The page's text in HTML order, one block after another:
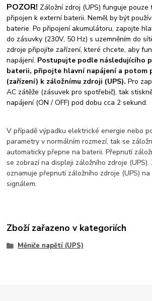
POZOR! Záložní zdroj (UPS) funguje pouze
připojen k externí baterii. Neměl by být
baterie. Po připojení akumulátoru, zapojte
do zásuvky (230V, 50 Hz) s uzemněním do
zdroje připojíte zařízení, které chcete, aby
napájení. Postupujte podle následujícího
baterii, připojte hlavní napájení a potom
(zařízení) k záložnímu zdroji (UPS).Pro
AC zátěže (zásuvek pro spotřebič), tak
napájení (ON / OFF) pod dobu cca 2 sekund.
V případě výpadku elektrické energie nebo
parametry v normálním rozmezí, tak se
automaticky přepne na baterii. Přepnutí
se zobrazí na displeji záložního zdroje (UPS).
oznamuje přepnutí záložního zdroje (UPS)
signálem.
Zboží zařazeno v kategoriích
Měniče napětí (UPS)